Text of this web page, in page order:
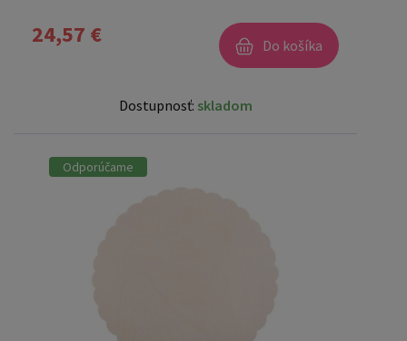
24,57 € Do košíka
Dostupnosť: skladom
Odporúčame